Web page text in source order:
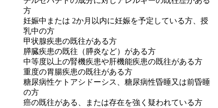
方
妊娠中または 2か月以内に妊娠を予定している方、授
乳中の方
甲状腺疾患の既往がある方
膵臓疾患の既往（膵炎など）がある方
中等度以上の腎機疾患や肝機能疾患の既往がある方
重度の胃腸疾患の既往がある方
糖尿病性ケトアシドーシス、糖尿病性昏睡又は前昏睡
の方
癌の既往がある、または存在を強く疑われている方